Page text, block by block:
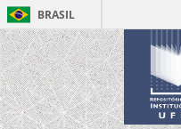
BRASIL